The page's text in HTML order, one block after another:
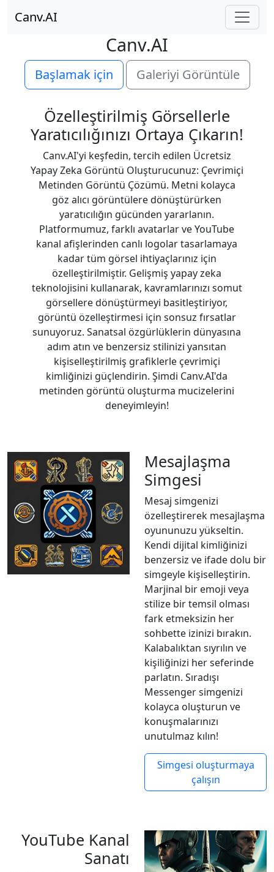
Canv.AI
Canv.AI
Başlamak için Galeriyi Görüntüle
Özelleştirilmiş Görsellerle
Yaratıcılığınızı Ortaya Çıkarın!
Canv.AI'yi keşfedin, tercih edilen Ücretsiz
Yapay Zeka Görüntü Oluşturucunuz: Çevrimiçi
Metinden Görüntü Çözümü. Metni kolayca
göz alıcı görüntülere dönüştürürken
yaratıcılığın gücünden yararlanın.
Platformumuz, farklı avatarlar ve YouTube
kanal afişlerinden canlı logolar tasarlamaya
kadar tüm görsel ihtiyaçlarınız için
özelleştirilmiştir. Gelişmiş yapay zeka
teknolojisini kullanarak, kavramlarınızı somut
görsellere dönüştürmeyi basitleştiriyor,
görüntü özelleştirmesi için sonsuz fırsatlar
sunuyoruz. Sanatsal özgürlüklerin dünyasına
adım atın ve benzersiz stilinizi yansıtan
kişiselleştirilmiş grafiklerle çevrimiçi
kimliğinizi güçlendirin. Şimdi Canv.AI'da
metinden görüntü oluşturma mucizelerini
deneyimleyin!
Mesajlaşma
Simgesi
Mesaj simgenizi
özelleştirerek mesajlaşma
oyununuzu yükseltin.
Kendi dijital kimliğinizi
benzersiz ve ifade dolu bir
simgeyle kişiselleştirin.
Marjinal bir emoji veya
stilize bir temsil olması
fark etmeksizin her
sohbette izinizi bırakın.
Kalabalıktan sıyrılın ve
kişiliğinizi her seferinde
parlatın. Sıradışı
Messenger simgenizi
kolayca oluşturun ve
konuşmalarınızı
unutulmaz kılın!
Simgesi oluşturmaya
çalışın
YouTube Kanal
Sanatı